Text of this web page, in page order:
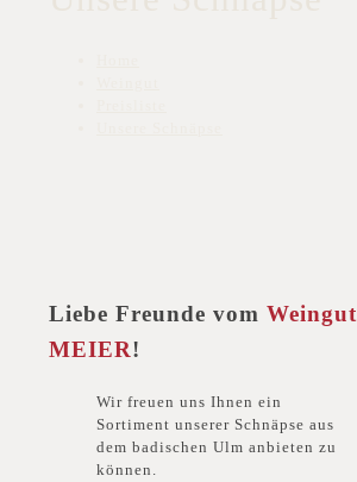
Liebe Freunde vom Weingut
MEIER!
Wir freuen uns Ihnen ein
Sortiment unserer Schnäpse aus
dem badischen Ulm anbieten zu
können.